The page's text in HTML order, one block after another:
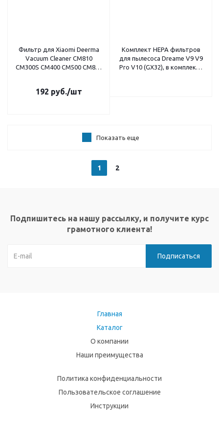
Фильтр для Xiaomi Deerma
Vacuum Cleaner CM810
CM300S CM400 CM500 CM800
192 руб./шт
Комплект HEPA фильтров
для пылесоса Dreame V9 V9
Pro V10 (GX32), в комплекте
Показать еще
1 2
Подпишитесь на нашу рассылку, и получите курс
грамотного клиента!
Главная
Каталог
О компании
Наши преимущества
Политика конфиденциальности
Пользовательское соглашение
Инструкции